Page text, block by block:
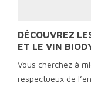
DÉCOUVREZ
ET LE VIN
Vous cherchez à
respectueux de